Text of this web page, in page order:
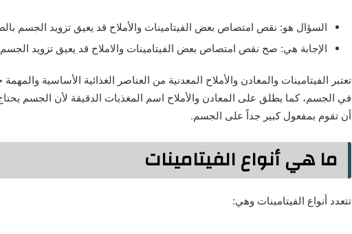
السؤال هو: نقص امتصاص بعض الفيتامينات والأملاح قد يعيق تزويد الجسم
الإجابة هي: صح نقص امتصاص بعض الفيتامينات والاملاح قد يعيق تزويد الجسم
تعتبر الفيتامينات والمعادن والأملاح المعدنية من العناصر الغذائية الأساسية
في الجسم، كما يطلق على المعادن والأملاح اسم المغذيات الدقيقة لأن الجسم
أن تقوم بمفعول كبير جداً على الجسم.
ما هي أنواع الفيتامينات
تتعدد أنواع الفيتامينات وهي: